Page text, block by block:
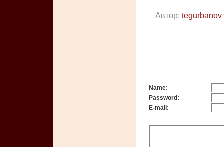
Автор: tegurbanov
Name:
Password:
E-mail: